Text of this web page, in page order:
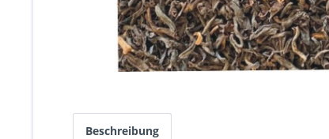
Beschreibung